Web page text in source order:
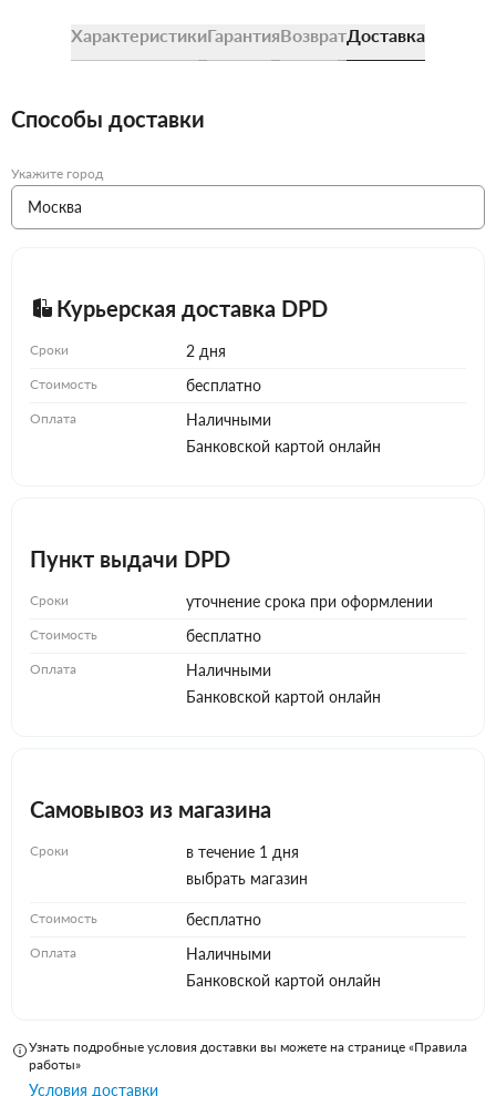
ХарактеристикиГарантияВозвратДоставка
Способы доставки
Укажите город
Курьерская доставка DPD
Сроки 2 дня
Стоимость бесплатно
Оплата
Наличными
Банковской картой онлайн
Пункт выдачи DPD
Сроки уточнение срока при оформлении
Стоимость бесплатно
Оплата
Наличными
Банковской картой онлайн
Самовывоз из магазина
Сроки
в течение 1 дня
выбрать магазин
Стоимость бесплатно
Оплата
Наличными
Банковской картой онлайн
Узнать подробные условия доставки вы можете на странице «Правила
работы»
Условия доставки